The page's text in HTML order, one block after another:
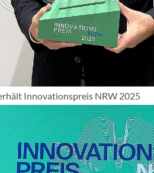
Innovationspreis NRW 2025